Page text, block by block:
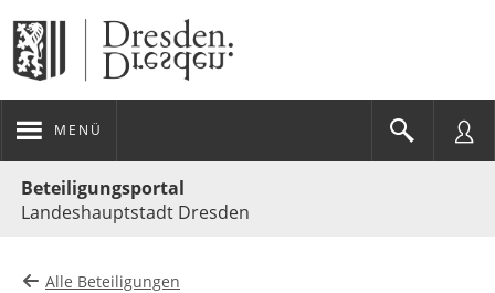
MENÜ
Beteiligungsportal
Landeshauptstadt Dresden
Alle Beteiligungen